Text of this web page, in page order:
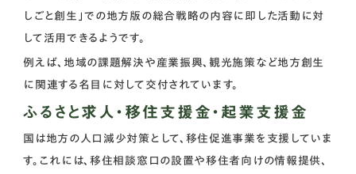
しごと創生」での地方版の総合戦略の内容に即した活動に対
して活用できるようです。
例えば、地域の課題解決や産業振興、観光施策など地方創生
に関連する名目に対して交付されています。
ふるさと求人・移住支援金・起業支援金
国は地方の人口減少対策として、移住促進事業を支援していま
す。これには、移住相談窓口の設置や移住者向けの情報提供、